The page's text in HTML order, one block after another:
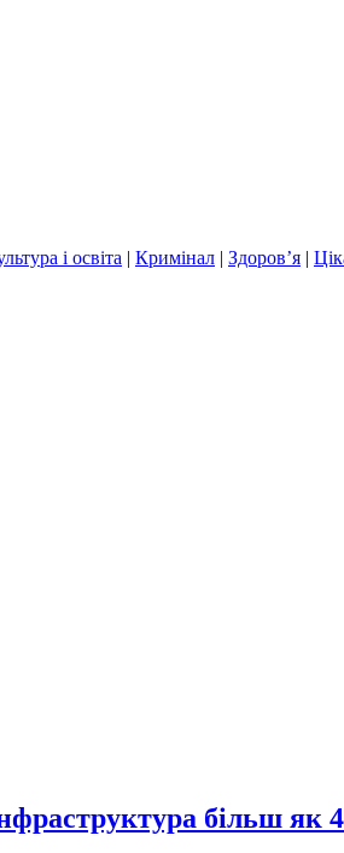
і освіта | Кримінал | Здоров’я |
більш